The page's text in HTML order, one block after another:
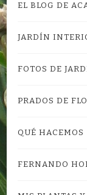
EL BLOG DE
JARDÍN
FOTOS DE
PRADOS DE
QUÉ HACEMOS
FERNANDO